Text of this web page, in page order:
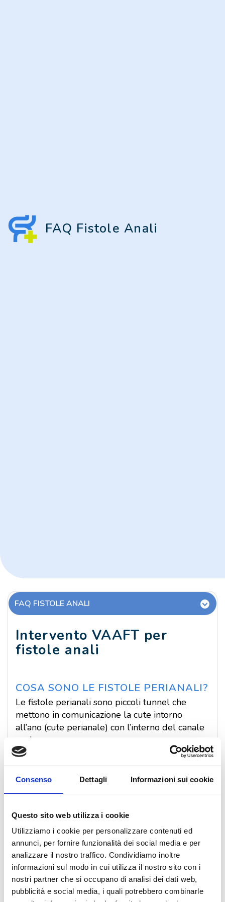
Consenso Dettagli Informazioni sui cookie
Questo sito web utilizza i cookie
Utilizziamo i cookie per personalizzare contenuti ed
annunci, per fornire funzionalità dei social media e per
analizzare il nostro traffico. Condividiamo inoltre
informazioni sul modo in cui utilizza il nostro sito con i
nostri partner che si occupano di analisi dei dati web,
pubblicità e social media, i quali potrebbero combinarle
FAQ Fistole Anali
FAQ FISTOLE ANALI
Intervento VAAFT per
fistole anali
COSA SONO LE FISTOLE PERIANALI?
Le fistole perianali sono piccoli tunnel che
mettono in comunicazione la cute intorno
all’ano (cute perianale) con l’interno del canale
anale.
In genere sono precedute da un ascesso
perianalee cioè da una suppurazione della
cute perianale che si apre all’esterno,
COME SI CURA LA FISTOLA
PERIANALE?
Le fistole perianali guariscono spontaneamente
solo nel 10-15% dei casi. Per questo motivo
appena si forma l’ascesso occorre rivolgersi ad
un chirurgo.
E' UN INTERVENTO DOLOROSO? IL